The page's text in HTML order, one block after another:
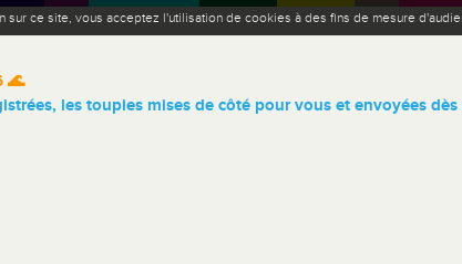
sur ce site, vous acceptez l'utilisation de cookies à des fins de mesure
🌊
les toupies mises de côté pour vous et envoyées